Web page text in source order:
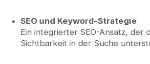
SEO und Keyword-Strategie
Ein integrierter SEO-Ansatz,
Sichtbarkeit in der Suche